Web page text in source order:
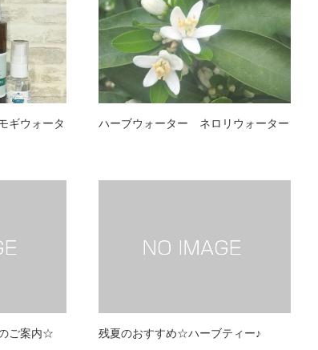
ギウォータ
ハーブウォーター ネロリウォーター
ご案内☆ 残夏のおすすめ☆ハーブティー♪